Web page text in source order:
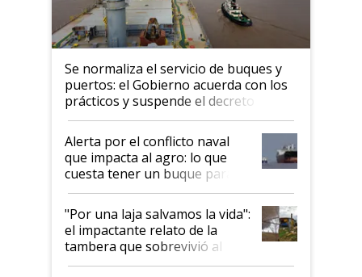
Se normaliza el servicio de buques y
puertos: el Gobierno acuerda con los
prácticos y suspende el decreto de
desregulación
Alerta por el conflicto naval
que impacta al agro: lo que
cuesta tener un buque parado
y el peligro de que Argentina
pase a ser "país sucio"
"Por una laja salvamos la vida":
el impactante relato de la
tambera que sobrevivió al
tornado